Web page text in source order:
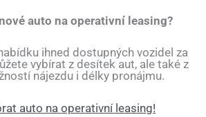
auto na operativní leasing?
ihned dostupných vozidel za
vybírat z desítek aut, ale také z
nájezdu i délky pronájmu.
auto na operativní leasing!